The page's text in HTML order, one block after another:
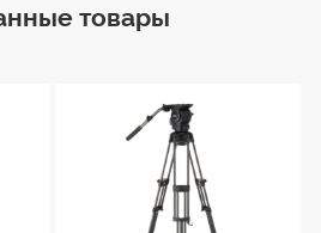
-40 °С/+60 °С
Скользящая
+/-55мм
товары